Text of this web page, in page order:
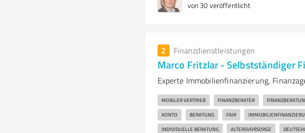
von 30 veröffentlicht
2 Finanzdienstleistungen
Marco Fritzlar - Selbstständiger
Experte Immobilienfinanzierung,
MOBILER VERTRIEB FINANZBERATER
KONTO BERATUNG FAIR
INDIVIDUELLE BERATUNG ALTERSVORSORGE